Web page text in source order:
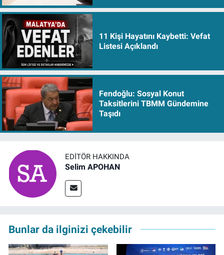
11 Kişi Hayatını Kaybetti: Vefat
Listesi Açıklandı
Fendoğlu: Sosyal Konut
Taksitlerini TBMM Gündemine
Taşıdı
EDITÖR HAKKINDA
Selim APOHAN
Bunlar da ilginizi çekebilir